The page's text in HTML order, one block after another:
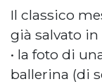
Il classico
già salvato
• la foto di
ballerina (di